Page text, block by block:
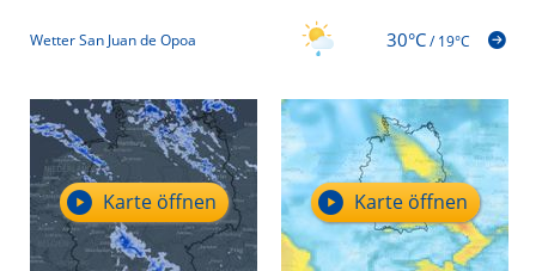
Wetter San Juan de Opoa 30°C/19°C
Karte öffnen Karte öffnen